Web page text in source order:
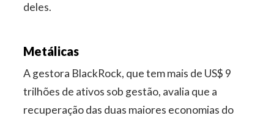
deles.
Metálicas
A gestora BlackRock, que tem mais de US$ 9
trilhões de ativos sob gestão, avalia que a
recuperação das duas maiores economias do